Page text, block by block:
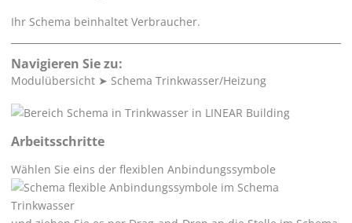
Ihr Schema beinhaltet Verbraucher.
Navigieren Sie zu:
Modulübersicht ➤ Schema Trinkwasser/Heizung
Arbeitsschritte
Wählen Sie eins der flexiblen Anbindungssymbole